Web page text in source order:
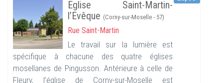
Eglise Saint-Martin-
l’Evêque (Corny-sur-Moselle - 57)
Rue Saint-Martin
Le travail sur la lumière est
spécifique à chacune des quatre églises
mosellanes de Pingusson. Antérieure à celle de
Fleury, l’église de Corny-sur-Moselle est